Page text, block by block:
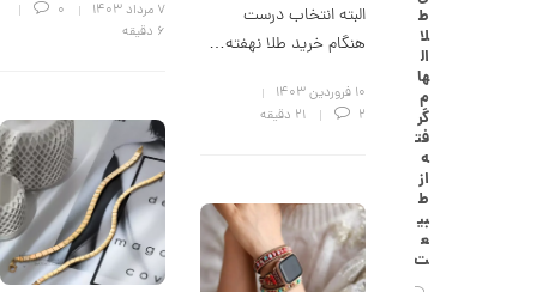
۷ مرداد ۱۴۰۳
0
6 دقیقه
البته انتخاب درست
هنگام خرید طلا نهفته…
۱۰ فروردین ۱۴۰۳
2
21 دقیقه
ط
لا
ال
ها
م
گر
فت
ه
از
ط
بی
ع
ت
8
1
1
3
,
0
2
5